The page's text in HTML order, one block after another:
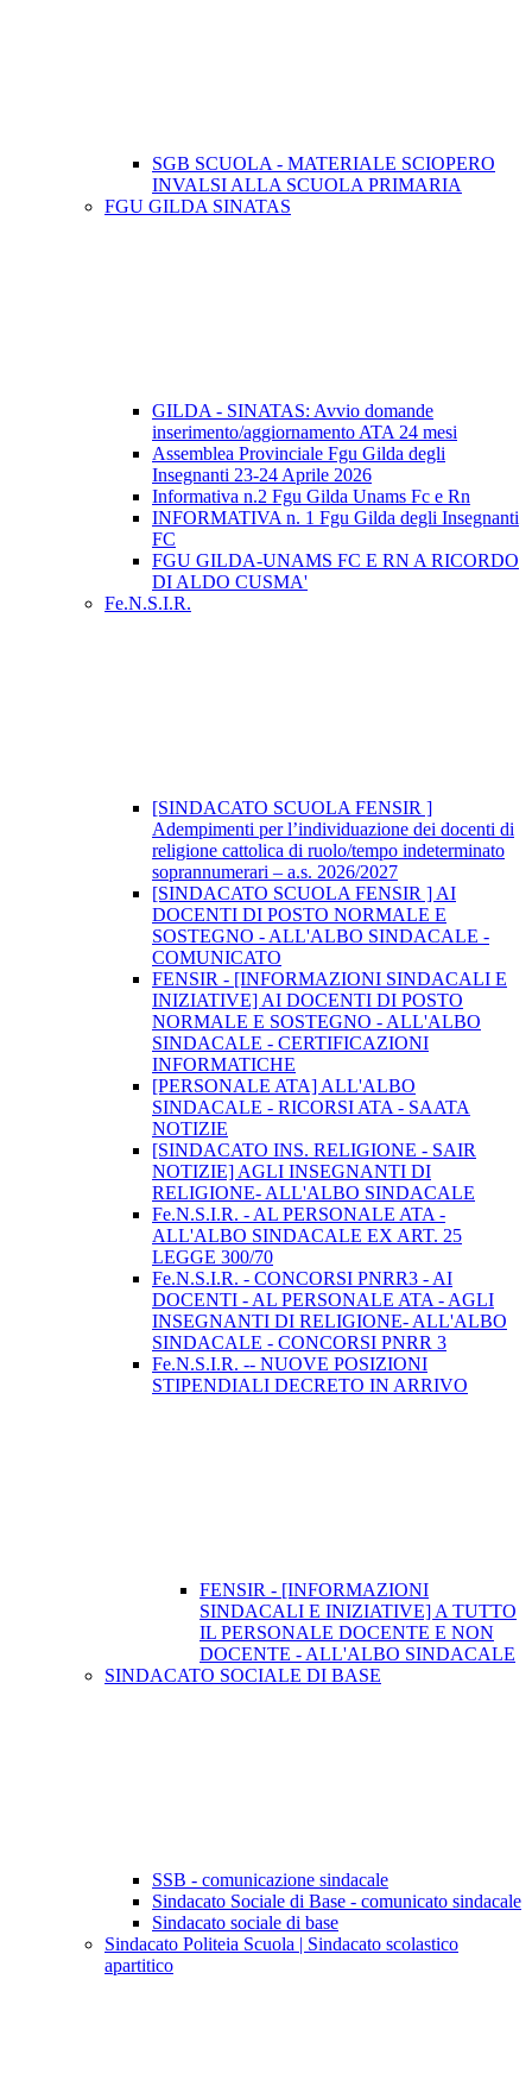
SGB SCUOLA - MATERIALE SCIOPERO
INVALSI ALLA SCUOLA PRIMARIA
FGU GILDA SINATAS
GILDA - SINATAS: Avvio domande
inserimento/aggiornamento ATA 24 mesi
Assemblea Provinciale Fgu Gilda degli
Insegnanti 23-24 Aprile 2026
Informativa n.2 Fgu Gilda Unams Fc e Rn
INFORMATIVA n. 1 Fgu Gilda degli Insegnanti
FC
FGU GILDA-UNAMS FC E RN A RICORDO
DI ALDO CUSMA'
Fe.N.S.I.R.
[SINDACATO SCUOLA FENSIR ]
Adempimenti per l’individuazione dei docenti di
religione cattolica di ruolo/tempo indeterminato
soprannumerari – a.s. 2026/2027
[SINDACATO SCUOLA FENSIR ] AI
DOCENTI DI POSTO NORMALE E
SOSTEGNO - ALL'ALBO SINDACALE -
COMUNICATO
FENSIR - [INFORMAZIONI SINDACALI E
INIZIATIVE] AI DOCENTI DI POSTO
NORMALE E SOSTEGNO - ALL'ALBO
SINDACALE - CERTIFICAZIONI
INFORMATICHE
[PERSONALE ATA] ALL'ALBO
SINDACALE - RICORSI ATA - SAATA
NOTIZIE
[SINDACATO INS. RELIGIONE - SAIR
NOTIZIE] AGLI INSEGNANTI DI
RELIGIONE- ALL'ALBO SINDACALE
Fe.N.S.I.R. - AL PERSONALE ATA -
ALL'ALBO SINDACALE EX ART. 25
LEGGE 300/70
Fe.N.S.I.R. - CONCORSI PNRR3 - AI
DOCENTI - AL PERSONALE ATA - AGLI
INSEGNANTI DI RELIGIONE- ALL'ALBO
SINDACALE - CONCORSI PNRR 3
Fe.N.S.I.R. -- NUOVE POSIZIONI
STIPENDIALI DECRETO IN ARRIVO
FENSIR - [INFORMAZIONI
SINDACALI E INIZIATIVE] A TUTTO
IL PERSONALE DOCENTE E NON
DOCENTE - ALL'ALBO SINDACALE
SINDACATO SOCIALE DI BASE
SSB - comunicazione sindacale
Sindacato Sociale di Base - comunicato sindacale
Sindacato sociale di base
Sindacato Politeia Scuola | Sindacato scolastico
apartitico